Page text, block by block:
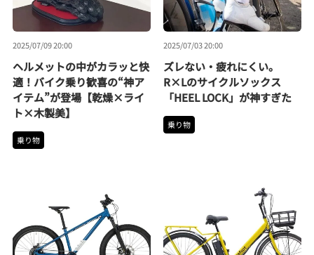
2025/07/09 20:00
ヘルメットの中がカラッと快
適！バイク乗り歓喜の“神ア
イテム”が登場【乾燥×ライ
ト×木製美】
乗り物
2025/07/03 20:00
ズレない・疲れにくい。
R×Lのサイクルソックス
「HEEL LOCK」が神すぎた
乗り物